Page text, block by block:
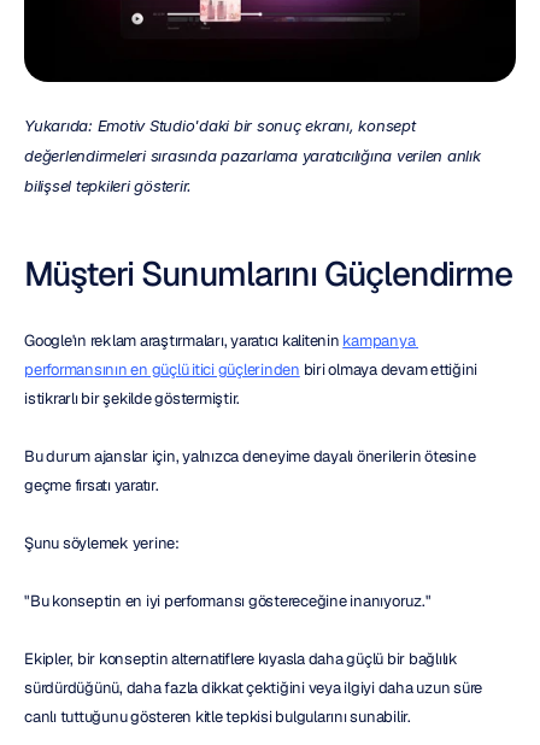
Yukarıda: Emotiv Studio'daki bir sonuç ekranı, konsept
değerlendirmeleri sırasında pazarlama yaratıcılığına verilen anlık
bilişsel tepkileri gösterir.
Müşteri Sunumlarını Güçlendirme
Google'ın reklam araştırmaları, yaratıcı kalitenin kampanya
performansının en güçlü itici güçlerinden biri olmaya devam ettiğini
istikrarlı bir şekilde göstermiştir.
Bu durum ajanslar için, yalnızca deneyime dayalı önerilerin ötesine
geçme fırsatı yaratır.
Şunu söylemek yerine:
"Bu konseptin en iyi performansı göstereceğine inanıyoruz."
Ekipler, bir konseptin alternatiflere kıyasla daha güçlü bir bağlılık
sürdürdüğünü, daha fazla dikkat çektiğini veya ilgiyi daha uzun süre
canlı tuttuğunu gösteren kitle tepkisi bulgularını sunabilir.